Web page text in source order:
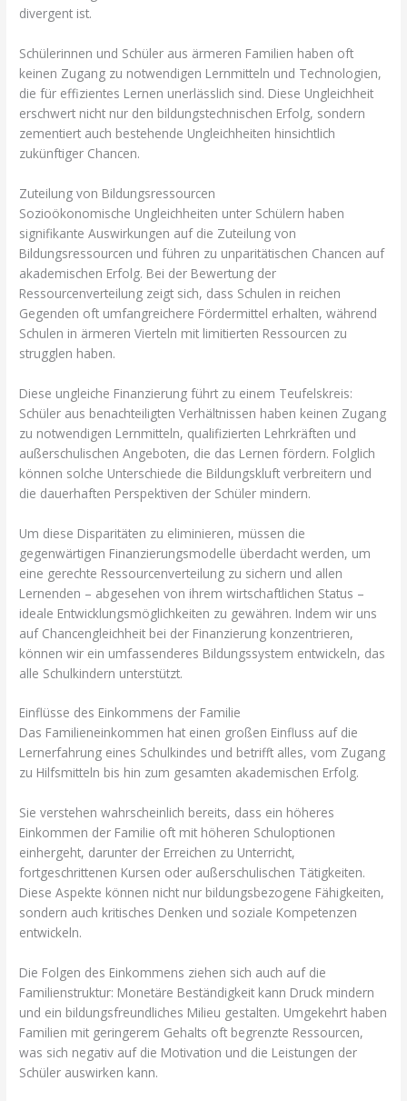
divergent ist.
Schülerinnen und Schüler aus ärmeren Familien haben oft
keinen Zugang zu notwendigen Lernmitteln und Technologien,
die für effizientes Lernen unerlässlich sind. Diese Ungleichheit
erschwert nicht nur den bildungstechnischen Erfolg, sondern
zementiert auch bestehende Ungleichheiten hinsichtlich
zukünftiger Chancen.
Zuteilung von Bildungsressourcen
Sozioökonomische Ungleichheiten unter Schülern haben
signifikante Auswirkungen auf die Zuteilung von
Bildungsressourcen und führen zu unparitätischen Chancen auf
akademischen Erfolg. Bei der Bewertung der
Ressourcenverteilung zeigt sich, dass Schulen in reichen
Gegenden oft umfangreichere Fördermittel erhalten, während
Schulen in ärmeren Vierteln mit limitierten Ressourcen zu
strugglen haben.
Diese ungleiche Finanzierung führt zu einem Teufelskreis:
Schüler aus benachteiligten Verhältnissen haben keinen Zugang
zu notwendigen Lernmitteln, qualifizierten Lehrkräften und
außerschulischen Angeboten, die das Lernen fördern. Folglich
können solche Unterschiede die Bildungskluft verbreitern und
die dauerhaften Perspektiven der Schüler mindern.
Um diese Disparitäten zu eliminieren, müssen die
gegenwärtigen Finanzierungsmodelle überdacht werden, um
eine gerechte Ressourcenverteilung zu sichern und allen
Lernenden – abgesehen von ihrem wirtschaftlichen Status –
ideale Entwicklungsmöglichkeiten zu gewähren. Indem wir uns
auf Chancengleichheit bei der Finanzierung konzentrieren,
können wir ein umfassenderes Bildungssystem entwickeln, das
alle Schulkindern unterstützt.
Einflüsse des Einkommens der Familie
Das Familieneinkommen hat einen großen Einfluss auf die
Lernerfahrung eines Schulkindes und betrifft alles, vom Zugang
zu Hilfsmitteln bis hin zum gesamten akademischen Erfolg.
Sie verstehen wahrscheinlich bereits, dass ein höheres
Einkommen der Familie oft mit höheren Schuloptionen
einhergeht, darunter der Erreichen zu Unterricht,
fortgeschrittenen Kursen oder außerschulischen Tätigkeiten.
Diese Aspekte können nicht nur bildungsbezogene Fähigkeiten,
sondern auch kritisches Denken und soziale Kompetenzen
entwickeln.
Die Folgen des Einkommens ziehen sich auch auf die
Familienstruktur: Monetäre Beständigkeit kann Druck mindern
und ein bildungsfreundliches Milieu gestalten. Umgekehrt haben
Familien mit geringerem Gehalts oft begrenzte Ressourcen,
was sich negativ auf die Motivation und die Leistungen der
Schüler auswirken kann.